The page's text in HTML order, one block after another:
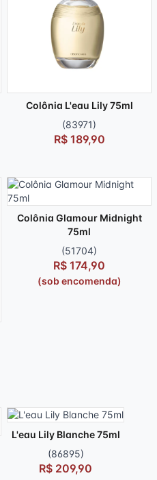
Colônia L'eau Lily 75ml
(83971)
R$ 189,90
Colônia Glamour Midnight
75ml
(51704)
R$ 174,90
(sob encomenda)
L'eau Lily Blanche 75ml
(86895)
R$ 209,90